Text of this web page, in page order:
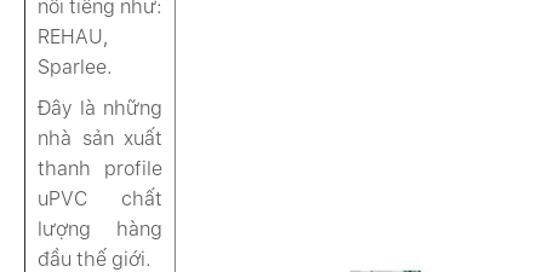
nổi tiếng như:
REHAU,
Sparlee.
Đây là những
nhà sản xuất
thanh profile
uPVC chất
lượng hàng
đầu thế giới.